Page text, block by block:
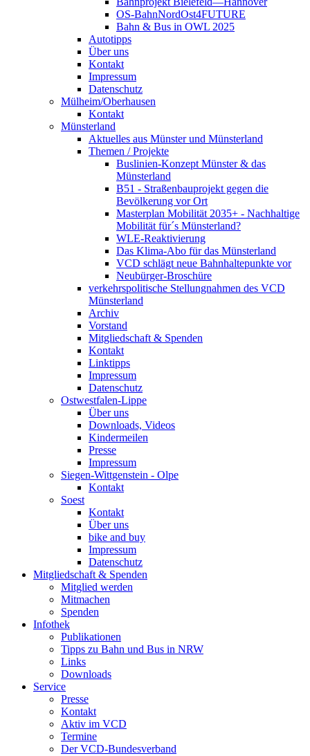
OS-BahnNordOst4FUTURE
Bahn & Bus in OWL 2025
Autotipps
Über uns
Kontakt
Impressum
Datenschutz
Mülheim/Oberhausen
Kontakt
Münsterland
Aktuelles aus Münster und Münsterland
Themen / Projekte
Buslinien-Konzept Münster & das
Münsterland
B51 - Straßenbauprojekt gegen die
Bevölkerung vor Ort
Masterplan Mobilität 2035+ - Nachhaltige
Mobilität für´s Münsterland?
WLE-Reaktivierung
Das Klima-Abo für das Münsterland
VCD schlägt neue Bahnhaltepunkte vor
Neubürger-Broschüre
verkehrspolitische Stellungnahmen des VCD
Münsterland
Archiv
Vorstand
Mitgliedschaft & Spenden
Kontakt
Linktipps
Impressum
Datenschutz
Ostwestfalen-Lippe
Über uns
Downloads, Videos
Kindermeilen
Presse
Impressum
Siegen-Wittgenstein - Olpe
Kontakt
Soest
Kontakt
Über uns
bike and buy
Impressum
Datenschutz
Mitgliedschaft & Spenden
Mitglied werden
Mitmachen
Spenden
Infothek
Publikationen
Tipps zu Bahn und Bus in NRW
Links
Downloads
Service
Presse
Kontakt
Aktiv im VCD
Termine
Der VCD-Bundesverband